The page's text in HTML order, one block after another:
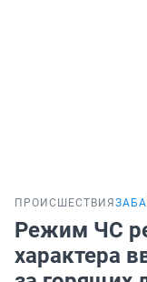
ПРОИСШЕСТВИЯ
Режим ЧС
характера